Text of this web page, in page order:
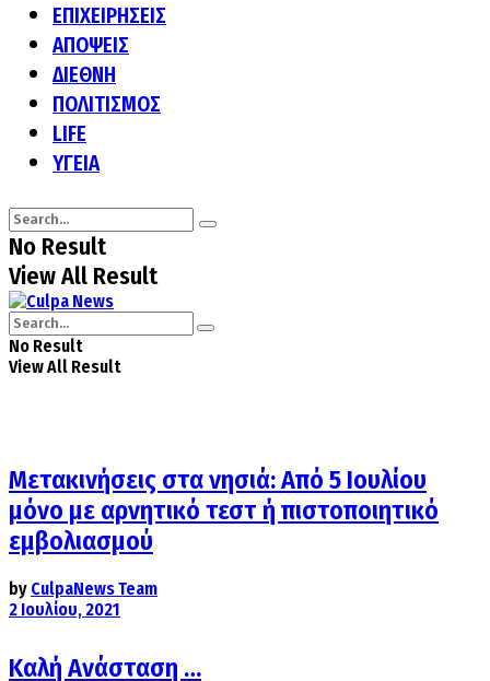
ΕΠΙΧΕΙΡΗΣΕΙΣ
ΑΠΟΨΕΙΣ
ΔΙΕΘΝΗ
ΠΟΛΙΤΙΣΜΟΣ
LIFE
ΥΓΕΙΑ
No Result
View All Result
No Result
View All Result
Μετακινήσεις στα νησιά: Από 5 Ιουλίου
μόνο με αρνητικό τεστ ή πιστοποιητικό
εμβολιασμού
by CulpaNews Team
2 Ιουλίου, 2021
Καλή Ανάσταση …